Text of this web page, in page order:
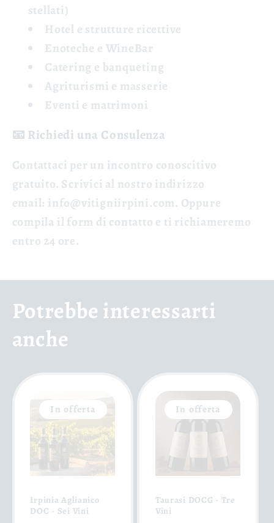
stellati)
Hotel e strutture ricettive
Enoteche e WineBar
Catering e banqueting
Agriturismi e masserie
Eventi e matrimoni
📧 Richiedi una Consulenza
Contattaci per un incontro conoscitivo
gratuito. Scrivici al nostro indirizzo
email: info@vitigniirpini.com. Oppure
compila il form di contatto e ti richiameremo
entro 24 ore.
Potrebbe interessarti
anche
In offerta
Irpinia Aglianico
DOC - Sei Vini
In offerta
Taurasi DOCG - Tre
Vini